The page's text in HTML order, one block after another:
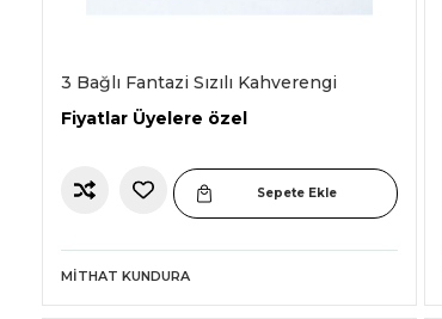
3 Bağlı Fantazi Sızılı Kahverengi
Fiyatlar Üyelere özel
Sepete Ekle
MITHAT KUNDURA